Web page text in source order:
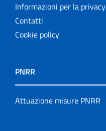
Informazioni per la privacy
Contatti
Cookie policy
PNRR
Attuazione misure PNRR